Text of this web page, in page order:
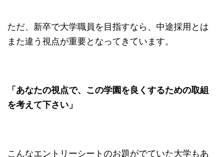
ただ、新卒で大学職員を目指すなら、中途採用とは
また違う視点が重要となってきています。
「あなたの視点で、この学園を良くするための取組
を考えて下さい」
こんなエントリーシートのお題がでていた大学もあ